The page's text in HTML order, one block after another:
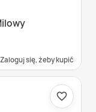
Zaloguj się, żeby kupić
favorite_border